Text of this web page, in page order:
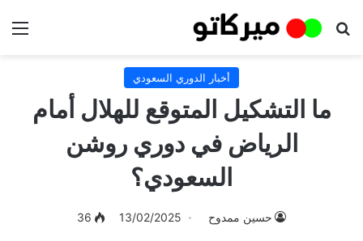
بحث عن
أخبار الدوري السعودي
ما التشكيل المتوقع للهلال أمام
الرياض في دوري روشن
السعودي؟
حسين ممدوح 13/02/2025
36